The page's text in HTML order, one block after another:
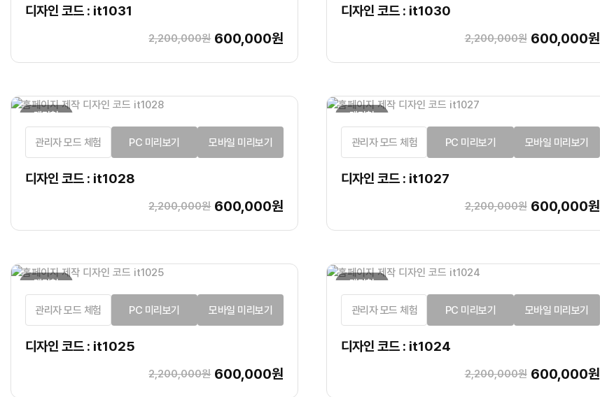
디자인 코드 : it1031
2,200,000원 600,000원
디자인 코드 : it1030
2,200,000원 600,000원
랜딩형
관리자 모드 체험 PC 미리보기 모바일 미리보기
디자인 코드 : it1028
2,200,000원 600,000원
랜딩형
관리자 모드 체험 PC 미리보기 모바일 미리보기
디자인 코드 : it1027
2,200,000원 600,000원
랜딩형
관리자 모드 체험 PC 미리보기 모바일 미리보기
디자인 코드 : it1025
2,200,000원 600,000원
랜딩형
관리자 모드 체험 PC 미리보기 모바일 미리보기
디자인 코드 : it1024
2,200,000원 600,000원